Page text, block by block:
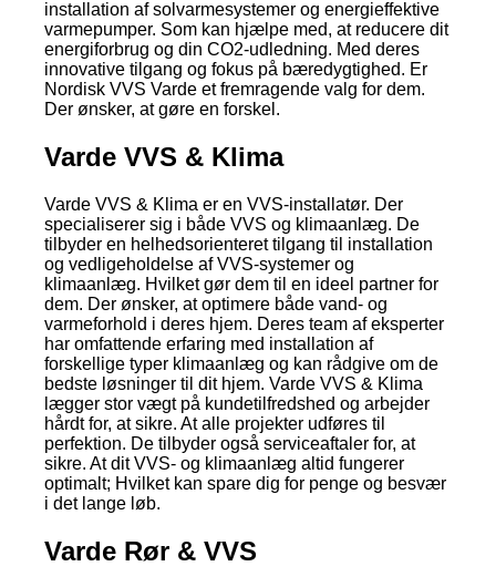
installation af solvarmesystemer og energieffektive
varmepumper. Som kan hjælpe med, at reducere dit
energiforbrug og din CO2-udledning. Med deres
innovative tilgang og fokus på bæredygtighed. Er
Nordisk VVS Varde et fremragende valg for dem.
Der ønsker, at gøre en forskel.
Varde VVS & Klima
Varde VVS & Klima er en VVS-installatør. Der
specialiserer sig i både VVS og klimaanlæg. De
tilbyder en helhedsorienteret tilgang til installation
og vedligeholdelse af VVS-systemer og
klimaanlæg. Hvilket gør dem til en ideel partner for
dem. Der ønsker, at optimere både vand- og
varmeforhold i deres hjem. Deres team af eksperter
har omfattende erfaring med installation af
forskellige typer klimaanlæg og kan rådgive om de
bedste løsninger til dit hjem. Varde VVS & Klima
lægger stor vægt på kundetilfredshed og arbejder
hårdt for, at sikre. At alle projekter udføres til
perfektion. De tilbyder også serviceaftaler for, at
sikre. At dit VVS- og klimaanlæg altid fungerer
optimalt; Hvilket kan spare dig for penge og besvær
i det lange løb.
Varde Rør & VVS